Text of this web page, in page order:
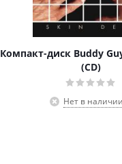
Компакт-диск Buddy
(CD)
Нет в наличии